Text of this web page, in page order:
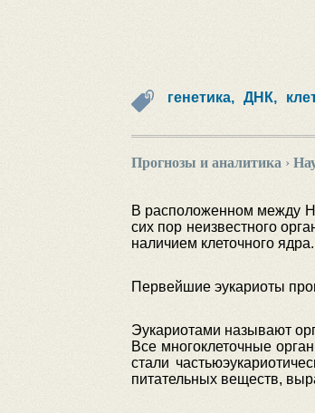
генетика, ДНК,
Прогнозы и аналитика ›
В расположенном между
сих пор неизвестного
наличием клеточного
Первейшие эукариоты
Эукариотами называют
Все многоклеточные
стали
питательных веществ,